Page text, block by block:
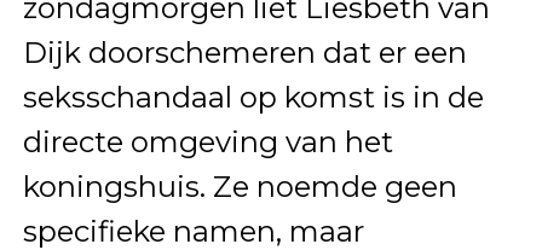
zondagmorgen liet Liesbeth van
Dijk doorschemeren dat er een
seksschandaal op komst is in de
directe omgeving van het
koningshuis. Ze noemde geen
specifieke namen, maar